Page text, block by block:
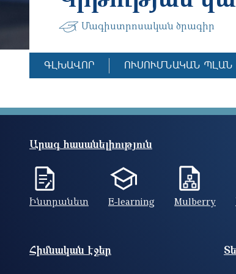
Մագիստրոսական ծրագիր
ԳԼԽԱՎՈՐ ՈՒՍՈՒՄՆԱԿԱՆ ՊԼԱՆ
Արագ հասանելիություն
Ինտրանետ E-learning Mulberry
Footer site information
Հիմնական էջեր